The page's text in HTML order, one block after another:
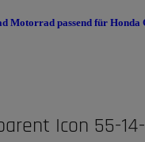
Motorrad passend für Honda
Icon 55-14-